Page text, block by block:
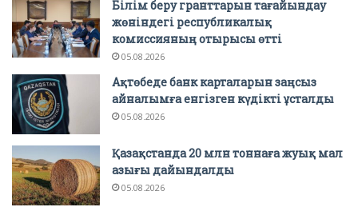
Білім беру гранттарын тағайындау
жөніндегі республикалық
комиссияның отырысы өтті
05.08.2026
Ақтөбеде банк карталарын заңсыз
айналымға енгізген күдікті ұсталды
05.08.2026
Қазақстанда 20 млн тоннаға жуық мал
азығы дайындалды
05.08.2026